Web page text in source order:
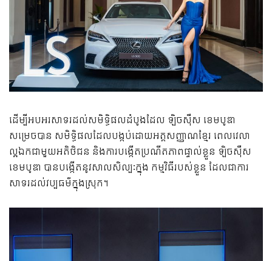
ដើម្បីអបអរសាទរដល់សមិទ្ធិផលដំបូងដែល ឡិចស៊ឺស ខេមបូឌា
សម្រេចបាន សមិទ្ធិផលដែលបង្កប់ដោយអត្តសញ្ញាណខ្មែរ ពេលវេលា
ល្អឯកជាមួយអតិថិជន និងការបង្កើតប្រណីតភាពផ្ទាល់ខ្លួន ឡិចស៊ឺស
ខេមបូឌា បានបង្កើតនូវសាលសិល្បៈក្នុង កម្មវិធីរបស់ខ្លួន ដែលជាការ
សាទរដល់វប្បធម៌ក្នុងស្រុក។